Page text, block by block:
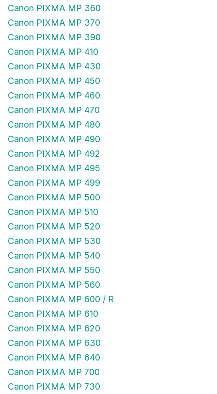
Canon PIXMA MP 360
Canon PIXMA MP 370
Canon PIXMA MP 390
Canon PIXMA MP 410
Canon PIXMA MP 430
Canon PIXMA MP 450
Canon PIXMA MP 460
Canon PIXMA MP 470
Canon PIXMA MP 480
Canon PIXMA MP 490
Canon PIXMA MP 492
Canon PIXMA MP 495
Canon PIXMA MP 499
Canon PIXMA MP 500
Canon PIXMA MP 510
Canon PIXMA MP 520
Canon PIXMA MP 530
Canon PIXMA MP 540
Canon PIXMA MP 550
Canon PIXMA MP 560
Canon PIXMA MP 600 / R
Canon PIXMA MP 610
Canon PIXMA MP 620
Canon PIXMA MP 630
Canon PIXMA MP 640
Canon PIXMA MP 700
Canon PIXMA MP 730